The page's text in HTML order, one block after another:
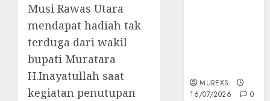
Musi Rawas Utara
mendapat hadiah tak
terduga dari wakil
bupati Muratara
H.Inayatullah saat
kegiatan penutupan
MUREXS
16/07/2026
0